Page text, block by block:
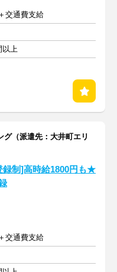
交通費支給
以上
グ（派遣先：大井町エリ
録制]高時給1800円も★
交通費支給